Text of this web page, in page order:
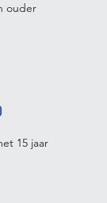
ouder
15 jaar